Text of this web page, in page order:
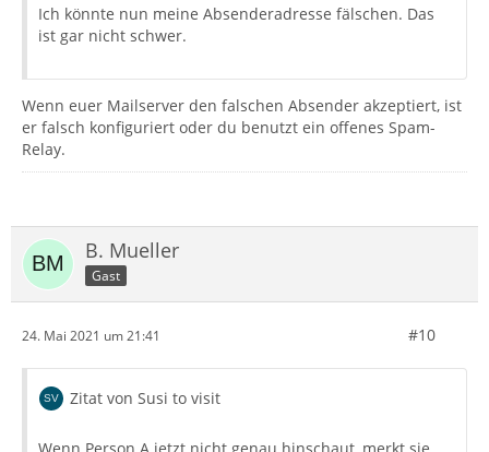
Ich könnte nun meine Absenderadresse fälschen. Das
ist gar nicht schwer.
Wenn euer Mailserver den falschen Absender akzeptiert, ist
er falsch konfiguriert oder du benutzt ein offenes Spam-
Relay.
B. Mueller
Gast
24. Mai 2021 um 21:41 #10
Zitat von Susi to visit